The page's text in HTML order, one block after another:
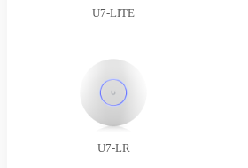
U7-LITE
U7-LR